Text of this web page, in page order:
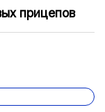
прицепов